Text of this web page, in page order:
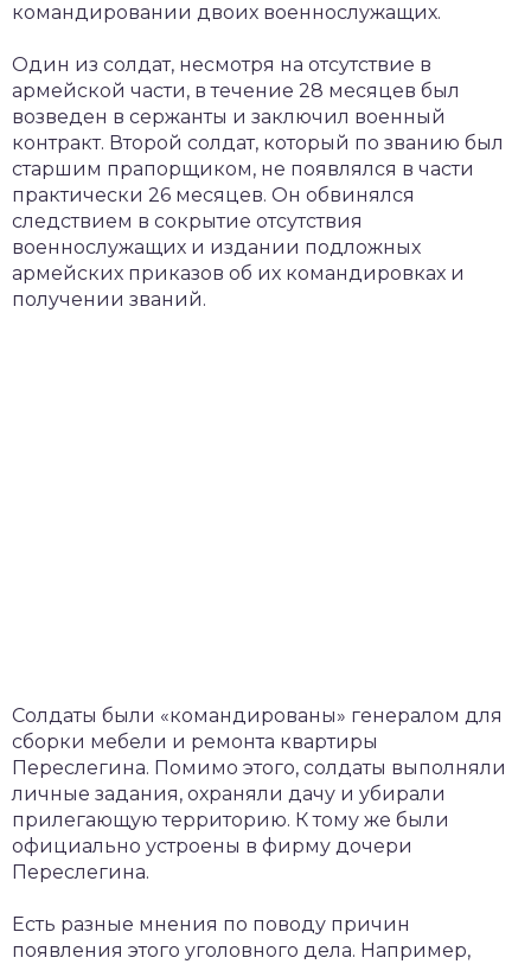
командировании двоих военнослужащих.
Один из солдат, несмотря на отсутствие в
армейской части, в течение 28 месяцев был
возведен в сержанты и заключил военный
контракт. Второй солдат, который по званию был
старшим прапорщиком, не появлялся в части
практически 26 месяцев. Он обвинялся
следствием в сокрытие отсутствия
военнослужащих и издании подложных
армейских приказов об их командировках и
получении званий.
Солдаты были «командированы» генералом для
сборки мебели и ремонта квартиры
Переслегина. Помимо этого, солдаты выполняли
личные задания, охраняли дачу и убирали
прилегающую территорию. К тому же были
официально устроены в фирму дочери
Переслегина.
Есть разные мнения по поводу причин
появления этого уголовного дела. Например,